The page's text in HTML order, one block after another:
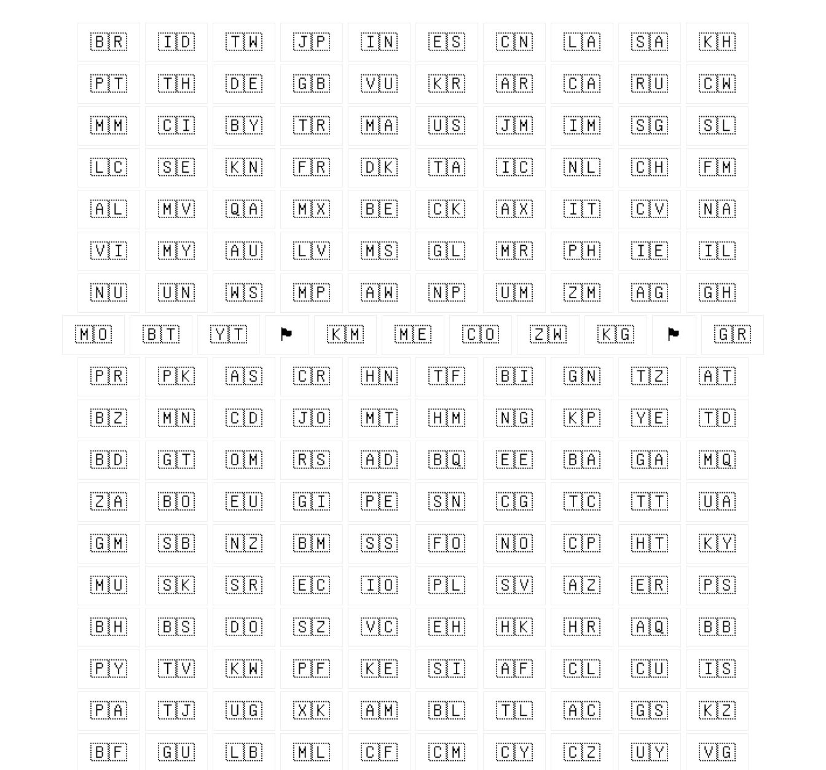
🇧🇷 🇮🇩 🇹🇼 🇯🇵 🇮🇳 🇪🇸 🇨🇳 🇱🇦 🇸🇦 🇰🇭
🇵🇹 🇹🇭 🇩🇪 🇬🇧 🇻🇺 🇰🇷 🇦🇷 🇨🇦 🇷🇺 🇨🇼
🇲🇲 🇨🇮 🇧🇾 🇹🇷 🇲🇦 🇺🇸 🇯🇲 🇮🇲 🇸🇬 🇸🇱
🇱🇨 🇸🇪 🇰🇳 🇫🇷 🇩🇰 🇹🇦 🇮🇨 🇳🇱 🇨🇭 🇫🇲
🇦🇱 🇲🇻 🇶🇦 🇲🇽 🇧🇪 🇨🇰 🇦🇽 🇮🇹 🇨🇻 🇳🇦
🇻🇮 🇲🇾 🇦🇺 🇱🇻 🇲🇸 🇬🇱 🇲🇷 🇵🇭 🇮🇪 🇮🇱
🇳🇺 🇺🇳 🇼🇸 🇲🇵 🇦🇼 🇳🇵 🇺🇲 🇿🇲 🇦🇬 🇬🇭
🇲🇴 🇧🇹 🇾🇹 🏴󠁧󠁢󠁥󠁮󠁧󠁿 🇰🇲 🇲🇪 🇨🇴 🇿🇼 🇰🇬 🏴󠁧󠁢󠁳󠁣󠁴󠁿 🇬🇷
🇵🇷 🇵🇰 🇦🇸 🇨🇷 🇭🇳 🇹🇫 🇧🇮 🇬🇳 🇹🇿 🇦🇹
🇧🇿 🇲🇳 🇨🇩 🇯🇴 🇲🇹 🇭🇲 🇳🇬 🇰🇵 🇾🇪 🇹🇩
🇧🇩 🇬🇹 🇴🇲 🇷🇸 🇦🇩 🇧🇶 🇪🇪 🇧🇦 🇬🇦 🇲🇶
🇿🇦 🇧🇴 🇪🇺 🇬🇮 🇵🇪 🇸🇳 🇨🇬 🇹🇨 🇹🇹 🇺🇦
🇬🇲 🇸🇧 🇳🇿 🇧🇲 🇸🇸 🇫🇴 🇳🇴 🇨🇵 🇭🇹 🇰🇾
🇲🇺 🇸🇰 🇸🇷 🇪🇨 🇮🇴 🇵🇱 🇸🇻 🇦🇿 🇪🇷 🇵🇸
🇧🇭 🇧🇸 🇩🇴 🇸🇿 🇻🇨 🇪🇭 🇭🇰 🇭🇷 🇦🇶 🇧🇧
🇵🇾 🇹🇻 🇰🇼 🇵🇫 🇰🇪 🇸🇮 🇦🇫 🇨🇱 🇨🇺 🇮🇸
🇵🇦 🇹🇯 🇺🇬 🇽🇰 🇦🇲 🇧🇱 🇹🇱 🇦🇨 🇬🇸 🇰🇿
🇧🇫 🇬🇺 🇱🇧 🇲🇱 🇨🇫 🇨🇲 🇨🇾 🇨🇿 🇺🇾 🇻🇬